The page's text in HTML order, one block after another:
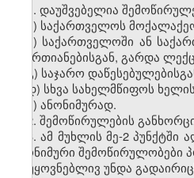
1. დაუშვებელია
ა) საქართველოს
ბ) საქართველოში ან
გაერთიანებისგან, გარდა
გ) საჯარო
დ) სხვა სახელმწიფოს
ე) ანონიმურად.
2. შემოწირულების
3. ამ მუხლის მე-2
ანონიმური შემოწირულობები
დაუყოვნებლივ უნდა